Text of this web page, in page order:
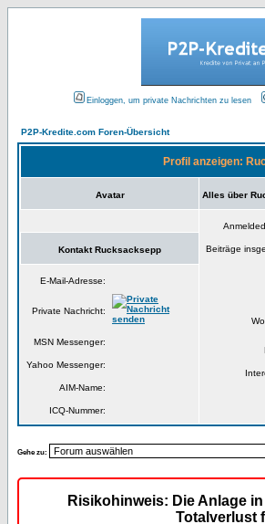
Einloggen, um private Nachrichten zu lesen
P2P-Kredite.com Foren-Übersicht
Profil anzeigen:
Avatar Alles über
Beiträge
Kontakt Rucksacksepp
E-Mail-Adresse:
Private Nachricht:
MSN Messenger:
Yahoo Messenger:
AIM-Name:
ICQ-Nummer:
Gehe zu:
Risikohinweis: Die Anlage
Totalverlust